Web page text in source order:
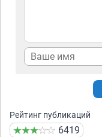
Рейтинг публикаций
6419